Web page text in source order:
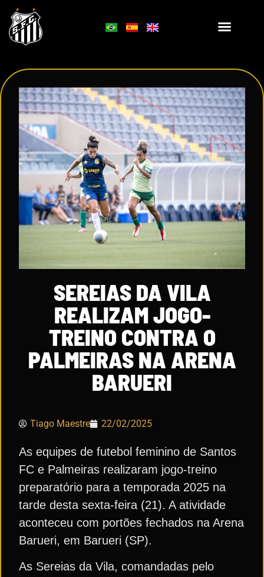
SEREIAS DA VILA
REALIZAM JOGO-
TREINO CONTRA O
PALMEIRAS NA ARENA
BARUERI
Tiago Maestre 22/02/2025
As equipes de futebol feminino de Santos
FC e Palmeiras realizaram jogo-treino
preparatório para a temporada 2025 na
tarde desta sexta-feira (21). A atividade
aconteceu com portões fechados na Arena
Barueri, em Barueri (SP).
As Sereias da Vila, comandadas pelo